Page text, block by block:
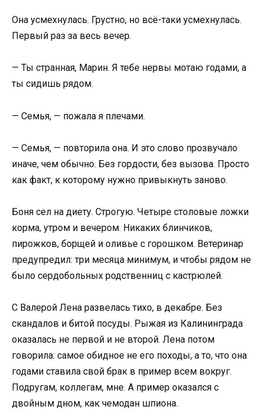
Она усмехнулась. Грустно, но всё-таки усмехнулась.
Первый раз за весь вечер.
— Ты странная, Марин. Я тебе нервы мотаю годами, а
ты сидишь рядом.
— Семья, — пожала я плечами.
— Семья, — повторила она. И это слово прозвучало
иначе, чем обычно. Без гордости, без вызова. Просто
как факт, к которому нужно привыкнуть заново.
Боня сел на диету. Строгую. Четыре столовые ложки
корма, утром и вечером. Никаких блинчиков,
пирожков, борщей и оливье с горошком. Ветеринар
предупредил: три месяца минимум, и чтобы рядом не
было сердобольных родственниц с кастрюлей.
С Валерой Лена развелась тихо, в декабре. Без
скандалов и битой посуды. Рыжая из Калининграда
оказалась не первой и не второй. Лена потом
говорила: самое обидное не его походы, а то, что она
годами ставила свой брак в пример всем вокруг.
Подругам, коллегам, мне. А пример оказался с
двойным дном, как чемодан шпиона.